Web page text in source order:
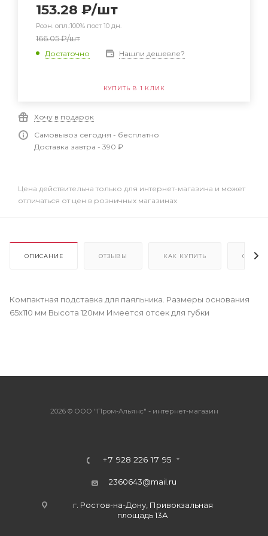
153.28 ₽/шт
Розн. опл.:100% пост 10 дн.
166.05₽/шт
Достаточно Нашли дешевле?
КУПИТЬ В 1 КЛИК
Хочу в подарок
Самовывоз сегодня - бесплатно
Доставка завтра - 390 ₽
Цена действительна только для интернет-магазина и может
отличаться от цен в розничных магазинах
ОПИСАНИЕ ОТЗЫВЫ КАК КУПИТЬ
Компактная подставка для паяльника. Размеры основания
65x110 мм Высота 120мм Имеется отсек для губки
2026 © ООО "Пром-Альянс" - интернет-магазин
+7 928 226 17 95
2360643@mail.ru
г. Ростов-на-Дону, Привокзальная
площадь 13А